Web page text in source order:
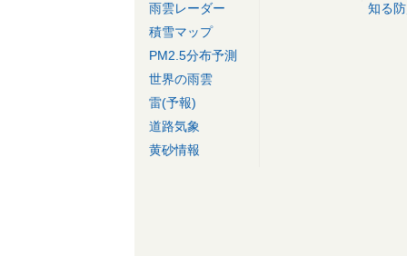
雨雲レーダー
積雪マップ
PM2.5分布予測
世界の雨雲
雷(予報)
道路気象
黄砂情報
知る